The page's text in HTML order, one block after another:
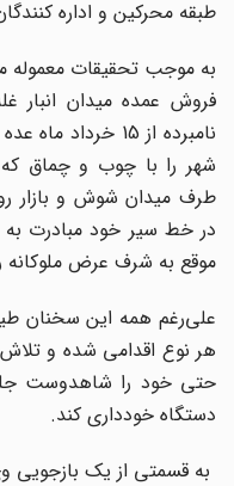
طبقه محرکین و اداره کنندگان
به موجب تحقیقات معموله
فروش عمده میدان انبار
نامبرده از 15 خرداد
شهر را با چوب و چماق که
طرف میدان شوش و بازار
در خط سیر خود مبادرت به
موقع به شرف عرض ملوکانه
على‌رغم همه این سخنان طیب
هر نوع اقدامى شده و تلاش
حتى خود را شاهدوست جلوه
دستگاه خوددارى کند.
به قسمتى از یک بازجویى وى در تاریخ 1342/3/